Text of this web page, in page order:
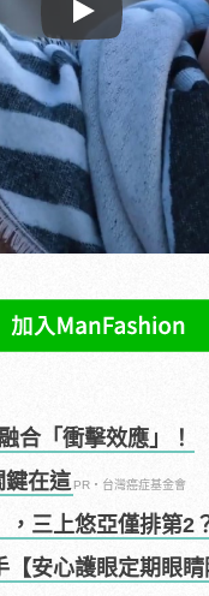
Play
合「衝擊效應」！
鍵在這 PR・台灣癌症基金會
三上悠亞僅排第2
安心護眼定期眼睛